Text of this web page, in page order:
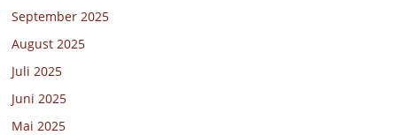
September 2025
August 2025
Juli 2025
Juni 2025
Mai 2025